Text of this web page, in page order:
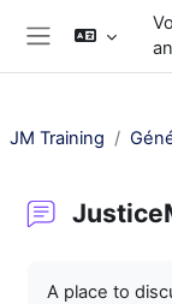
Passer au contenu
Panneau
JM Training
A place to